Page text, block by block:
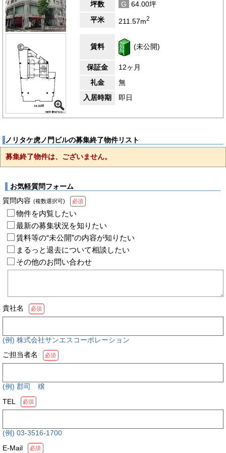
坪数
G
64.00坪
平米
211.57m2
賃料 (未公開)
保証金
12ヶ月
礼金
無
入居時期
即日
ノリタケ虎ノ門ビルの募集終了物件リスト
募集終了物件は、ございません。
お気軽質問フォーム
質問内容 (複数選択可) 必須
物件を内覧したい
最新の募集状況を知りたい
賃料等の“未公開”の内容が知りたい
まるっと退去について相談したい
その他のお問い合わせ
貴社名 必須
(例) 株式会社サンエスコーポレーション
ご担当者名
必須
(例) 郡司 穣
TEL
必須
(例) 03-3516-1700
E-Mail
必須